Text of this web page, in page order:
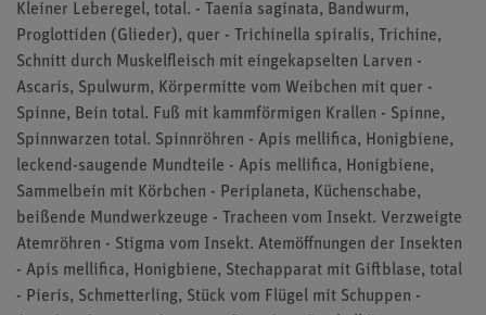
Kleiner Leberegel, total. - Taenia saginata, Bandwurm,
Proglottiden (Glieder), quer - Trichinella spiralis, Trichine,
Schnitt durch Muskelfleisch mit eingekapselten Larven -
Ascaris, Spulwurm, Körpermitte vom Weibchen mit quer -
Spinne, Bein total. Fuß mit kammförmigen Krallen - Spinne,
Spinnwarzen total. Spinnröhren - Apis mellifica, Honigbiene,
leckend-saugende Mundteile - Apis mellifica, Honigbiene,
Sammelbein mit Körbchen - Periplaneta, Küchenschabe,
beißende Mundwerkzeuge - Tracheen vom Insekt. Verzweigte
Atemröhren - Stigma vom Insekt. Atemöffnungen der Insekten
- Apis mellifica, Honigbiene, Stechapparat mit Giftblase, total
- Pieris, Schmetterling, Stück vom Flügel mit Schuppen -